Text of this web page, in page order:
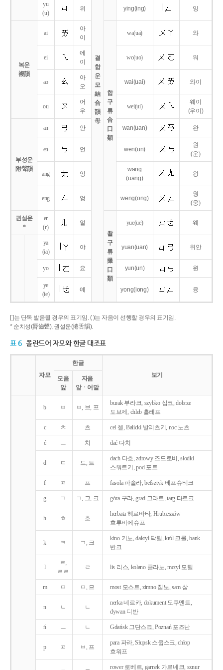
결
합
운
모
結
合
韻
母
yu
(u)
위 ying(ing) 잉
복운
複韻
ai
아
이
합
구
류
合
口
類
wa(ua) 와
ei
에
이
wo(uo) 워
ao
아
오
wai(uai) 와이
ou
어
우
wei(ui)
웨이
(우이)
부성운
附聲韻
an 안 wan(uan) 완
en 언 wen(un)
원
(운)
ang 앙
wang
(uang)
왕
eng 엉 weng(ong)
웡
(웅)
권설운
*
er
(r)
얼
촬
구
류
撮
口
類
yue(ue) 웨
ya
(ia)
야 yuan(uan) 위안
yo 요 yun(un) 윈
ye
(ie)
예 yong(iong) 융
[ ]는 단독 발음될 경우의 표기임. ( )는 자음이 선행할 경우의 표기임.
* 순치성(脣齒聲), 권설운(捲舌韻).
표 6 폴란드어 자모와 한글 대조표
자모
한글
보기
모음
앞
자음
앞ㆍ어말
b ㅂ ㅂ, 브, 프
burak 부라크, szybko 십코, dobrze
도브제, chleb 흘레프
c ㅊ 츠 cel 첼, Balicki 발리츠키, noc 노츠
ć ㅡ 치 dać 다치
d ㄷ 드, 트
dach 다흐, zdrowy 즈드로비, słodki
스워트키, pod 포트
f ㅍ 프 fasola 파솔라, befsztyk 베프슈티크
g ㄱ ㄱ, 그, 크 góra 구라, grad 그라트, targ 타르크
h ㅎ 흐
herbata 헤르바타, Hrubieszów
흐루비에슈프
k ㅋ ㄱ, 크
kino 키노, daktyl 닥틸, król 크룰, bank
반크
l
ㄹ,
ㄹㄹ
ㄹ lis 리스, kolano 콜라노, motyl 모틸
m ㅁ ㅁ, 므 most 모스트, zimno 짐노, sam 삼
n ㄴ ㄴ
nerka 네르카, dokument 도쿠멘트,
dywan 디반
ń ㅡ ㄴ Gdańsk 그단스크, Poznań 포즈난
p ㅍ ㅂ, 프
para 파라, Słupsk 스웁스크, chłop
흐워프
rower 로베르, garnek 가르네크, sznur